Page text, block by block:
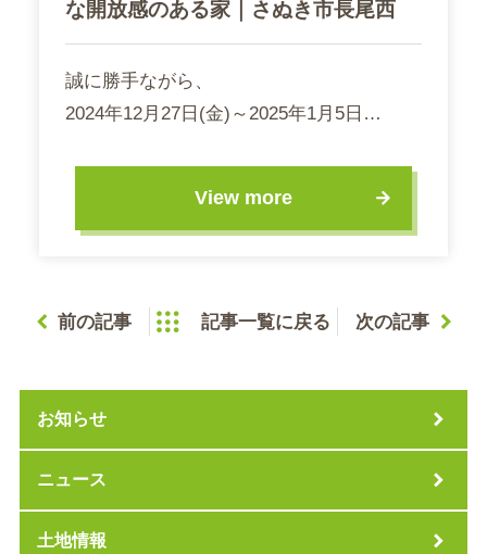
な開放感のある家｜さぬき市長尾西
誠に勝手ながら、
2024年12月27日(金)～2025年1月5日…
View more
前の記事 記事一覧に戻る 次の記事
お知らせ
ニュース
土地情報